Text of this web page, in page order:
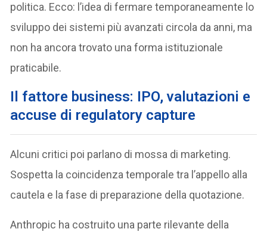
politica. Ecco: l’idea di fermare temporaneamente lo
sviluppo dei sistemi più avanzati circola da anni, ma
non ha ancora trovato una forma istituzionale
praticabile.
Il fattore business: IPO, valutazioni e
accuse di regulatory capture
Alcuni critici poi parlano di mossa di marketing.
Sospetta la coincidenza temporale tra l’appello alla
cautela e la fase di preparazione della quotazione.
Anthropic ha costruito una parte rilevante della